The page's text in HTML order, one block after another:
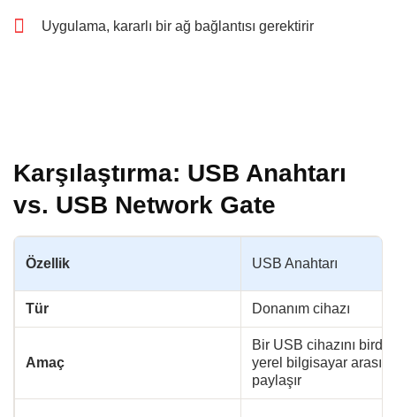
Uygulama, kararlı bir ağ bağlantısı gerektirir
Karşılaştırma: USB Anahtarı
vs. USB Network Gate
Özellik USB Anahtarı
Tür Donanım cihazı
Amaç
Bir USB cihazını
yerel bilgisayar
paylaşır